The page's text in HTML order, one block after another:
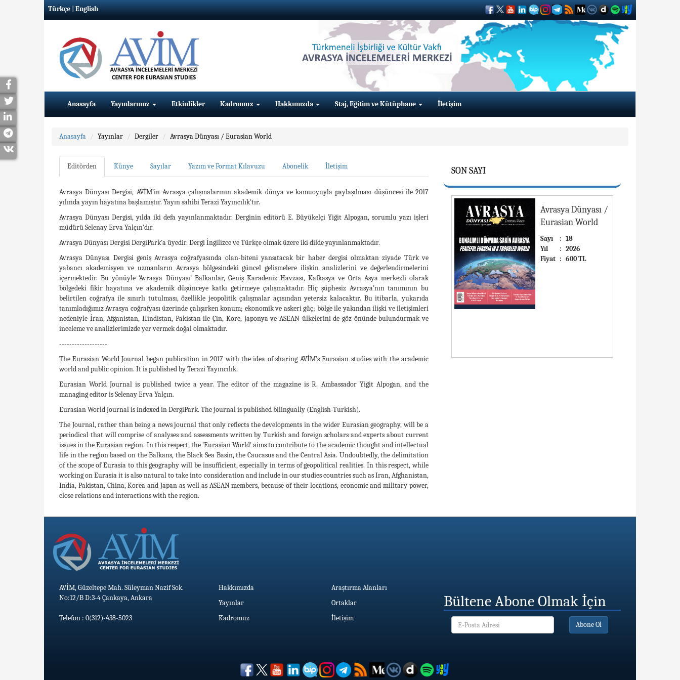
Türkçe|English
Anasayfa Yayınlarımız Etkinlikler Kadromuz Hakkımızda Staj, Eğitim ve Kütüphane İletişim
Anasayfa Yayınlar Dergiler Avrasya Dünyası / Eurasian World
Editörden Künye Sayılar Yazım ve Format Kılavuzu Abonelik İletişim
Avrasya Dünyası Dergisi, AVİM’in Avrasya çalışmalarının akademik dünya ve kamuoyuyla paylaşılması düşüncesi ile 2017
yılında yayın hayatına başlamıştır. Yayın sahibi Terazi Yayıncılık'tır.
Avrasya Dünyası Dergisi, yılda iki defa yayınlanmaktadır. Derginin editörü E. Büyükelçi Yiğit Alpogan, sorumlu yazı işleri
müdürü Selenay Erva Yalçın’dır.
Avrasya Dünyası Dergisi DergiPark’a üyedir. Dergi İngilizce ve Türkçe olmak üzere iki dilde yayınlanmaktadır.
Avrasya Dünyası Dergisi geniş Avrasya coğrafyasında olan-biteni yansıtacak bir haber dergisi olmaktan ziyade Türk ve
yabancı akademisyen ve uzmanların Avrasya bölgesindeki güncel gelişmelere ilişkin analizlerini ve değerlendirmelerini
içermektedir. Bu yönüyle ‘Avrasya Dünyası’ Balkanlar, Geniş Karadeniz Havzası, Kafkasya ve Orta Asya merkezli olarak
bölgedeki fikir hayatına ve akademik düşünceye katkı getirmeye çalışmaktadır. Hiç şüphesiz Avrasya’nın tanımının bu
belirtilen coğrafya ile sınırlı tutulması, özellikle jeopolitik çalışmalar açısından yetersiz kalacaktır. Bu itibarla, yukarıda
tanımladığımız Avrasya coğrafyası üzerinde çalışırken konum; ekonomik ve askeri güç; bölge ile yakından ilişki ve iletişimleri
nedeniyle İran, Afganistan, Hindistan, Pakistan ile Çin, Kore, Japonya ve ASEAN ülkelerini de göz önünde bulundurmak ve
inceleme ve analizlerimizde yer vermek doğal olmaktadır.
-------------------
The Eurasian World Journal began publication in 2017 with the idea of sharing AVİM's Eurasian studies with the academic
world and public opinion. It is published by Terazi Yayıncılık.
Eurasian World Journal is published twice a year. The editor of the magazine is R. Ambassador Yiğit Alpogan, and the
managing editor is Selenay Erva Yalçın.
Eurasian World Journal is indexed in DergiPark. The journal is published bilingually (English-Turkish).
The Journal, rather than being a news journal that only reflects the developments in the wider Eurasian geography, will be a
periodical that will comprise of analyses and assessments written by Turkish and foreign scholars and experts about current
issues in the Eurasian region. In this respect, the 'Eurasian World' aims to contribute to the academic thought and intellectual
life in the region based on the Balkans, the Black Sea Basin, the Caucasus and the Central Asia. Undoubtedly, the delimitation
of the scope of Eurasia to this geography will be insufficient, especially in terms of geopolitical realities. In this respect, while
working on Eurasia it is also natural to take into consideration and include in our studies countries such as Iran, Afghanistan,
India, Pakistan, China, Korea and Japan as well as ASEAN members, because of their locations, economic and military power,
close relations and interactions with the region.
SON SAYI
Avrasya Dünyası /
Eurasian World
Sayı : 18
Yıl
: 2026
Fiyat : 600 TL
AVİM, Güzeltepe Mah. Süleyman Nazif Sok.
No:12/B D:3-4 Çankaya, Ankara
Telefon : 0(312)-438-5023
Hakkımızda
Araştırma Alanları
Yayınlar
Ortaklar
Kadromuz
İletişim
Bültene Abone Olmak İçin
Abone Ol